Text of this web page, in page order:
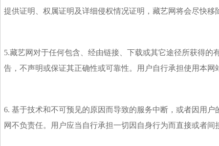
提供证明、权属证明及详细侵权情况证明，藏艺网将会尽快移
5.藏艺网对于任何包含、经由链接、下载或其它途径所获得的
告，不声明或保证其正确性或可靠性。用户自行承担使用本网
6. 基于技术和不可预见的原因而导致的服务中断，或者因用
网不负责任。用户应当自行承担一切因自身行为而直接或者